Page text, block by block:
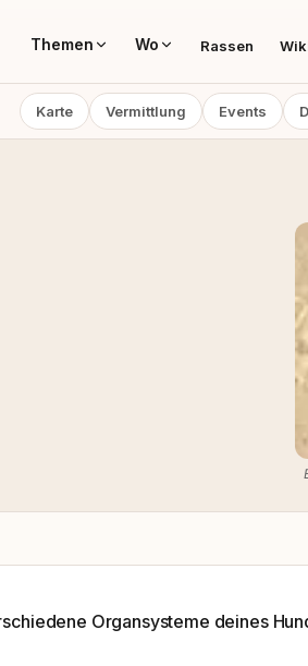
Themen Wo Rassen
Karte Vermittlung Events
Organsysteme deines